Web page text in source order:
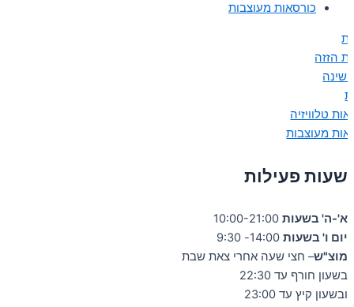
כורסאות מעוצבות
הזזה
שינה
טלוויזיה
מעוצבות
שעות פעילות
א'-ה' בשעות
יום ו' בשעות
מוצ"ש– חצי שעה אחרי צאת שבת
בשעון חורף עד 22:30
ובשעון קיץ עד 23:00